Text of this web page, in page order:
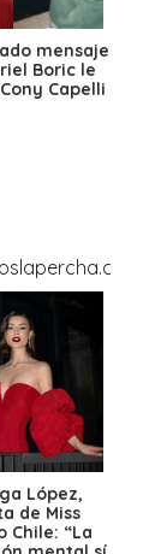
mensaje
Boric le
Capelli
López,
de Miss
Chile: “La